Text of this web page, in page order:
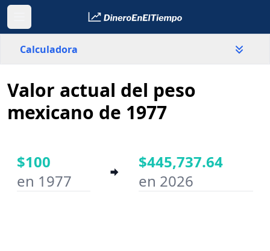
Calculadora
México
País
Año inicial
Valor actual del peso
mexicano de 1977
$100
en 1977
$445,737.64
en 2026